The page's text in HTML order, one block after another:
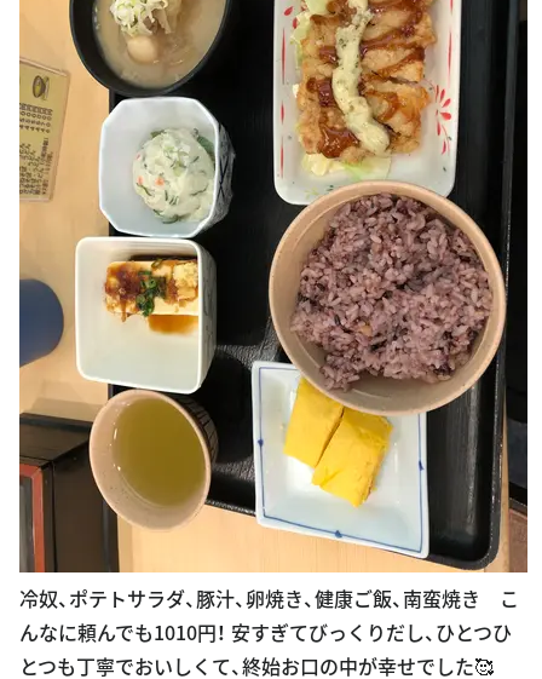
冷奴、ポテトサラダ、豚汁、卵焼き、健康ご飯、南蛮焼き こ
んなに頼んでも1010円！ 安すぎてびっくりだし、ひとつひ
とつも丁寧でおいしくて、終始お口の中が幸せでした🥰